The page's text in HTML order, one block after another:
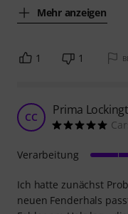
Mehr anzeigen
1 1
CC Prima
Ich hatte zunächst
neuen Fenderhals
Verarbeitung